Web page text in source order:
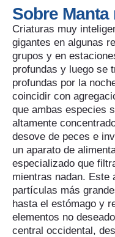
Sobre
Criaturas muy
gigantes en algunas
grupos y en
profundas y luego se
profundas por la
coincidir con
que ambas especies
altamente
desove de peces e
un aparato de
especializado que
mientras nadan. Este
partículas más
hasta el estómago y
elementos no
central occidental,